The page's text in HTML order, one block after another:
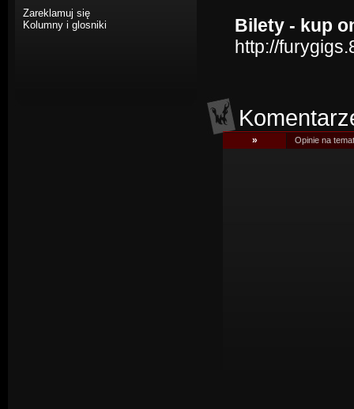
Zareklamuj się
Kolumny i glosniki
Bilety - kup
http://
» Opinie na